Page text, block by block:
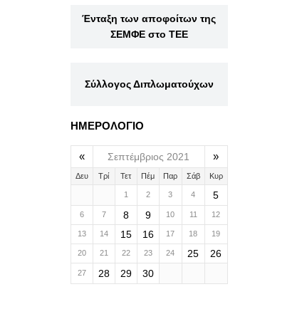
Ένταξη των αποφοίτων της
ΣΕΜΦΕ στο ΤΕΕ
Σύλλογος Διπλωματούχων
ΗΜΕΡΟΛΟΓΙΟ
« Σεπτέμβριος 2021 »
Δευ Τρί Τετ Πέμ Παρ Σάβ Κυρ
1 2 3 4 5
6 7 8 9 10 11 12
13 14 15 16 17 18 19
20 21 22 23 24 25 26
27 28 29 30